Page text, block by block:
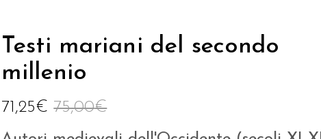
Testi mariani del secondo
millenio
75,00€
71,25€